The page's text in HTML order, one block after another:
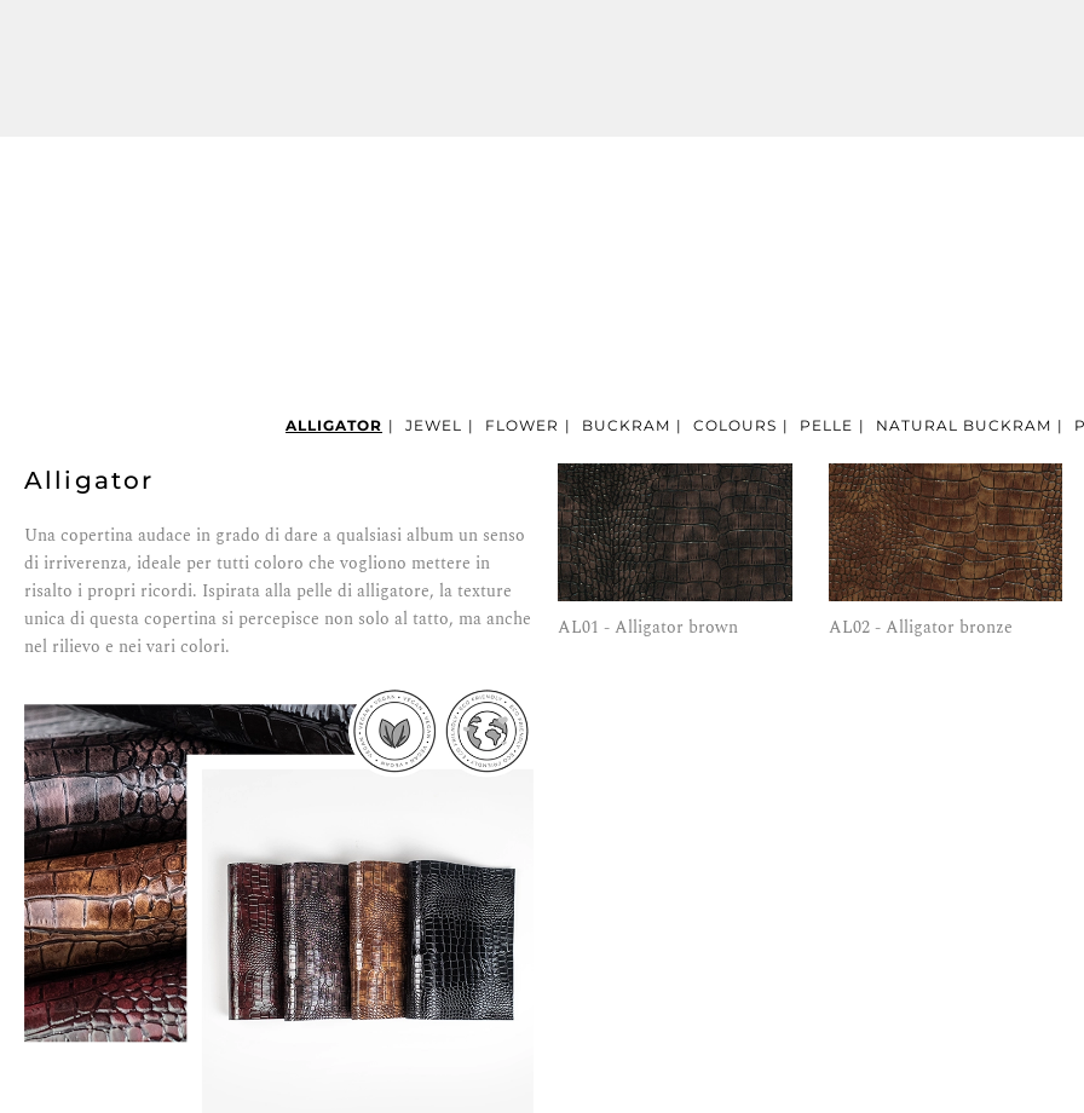
ALLIGATOR | JEWEL | FLOWER | BUCKRAM | COLOURS | PELLE | NATURAL BUCKRAM |
Alligator
Una copertina audace in grado di dare a qualsiasi album un senso
di irriverenza, ideale per tutti coloro che vogliono mettere in
risalto i propri ricordi. Ispirata alla pelle di alligatore, la texture
unica di questa copertina si percepisce non solo al tatto, ma anche
nel rilievo e nei vari colori.
AL01 - Alligator brown AL02 - Alligator bronze